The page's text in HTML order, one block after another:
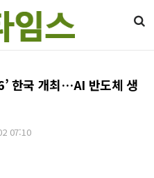
한국 개최…AI 반도체 생
07:10